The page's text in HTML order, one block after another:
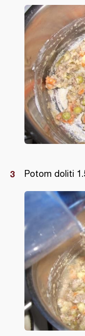
Potom doliti